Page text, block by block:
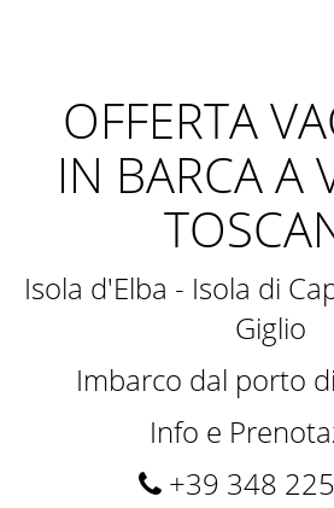
PREZZI
DESTINAZIONI
OFFERTA
IN BARCA A
Isola d'Elba - Isola di
Giglio
Imbarco dal porto
Info e
+39 348